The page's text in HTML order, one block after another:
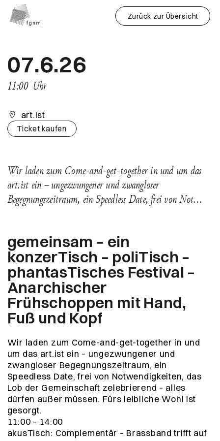
Zurück zur Übersicht
07.6.26
11:00 Uhr
art.ist
Ticket kaufen
Wir laden zum Come-and-get-together in und um das
art.ist ein – ungezwungener und zwangloser
Begegnungszeitraum, ein Speedless Date, frei von Not…
gemeinsam – ein
konzerTisch – poliTisch –
phantasTisches Festival –
Anarchischer
Frühschoppen mit Hand,
Fuß und Kopf
Wir laden zum Come-and-get-together in und
um das art.ist ein – ungezwungener und
zwangloser Begegnungszeitraum, ein
Speedless Date, frei von Notwendigkeiten, das
Lob der Gemeinschaft zelebrierend – alles
dürfen außer müssen. Fürs leibliche Wohl ist
gesorgt.
11:00 – 14:00
akusTisch: Complementär – Brassband trifft auf